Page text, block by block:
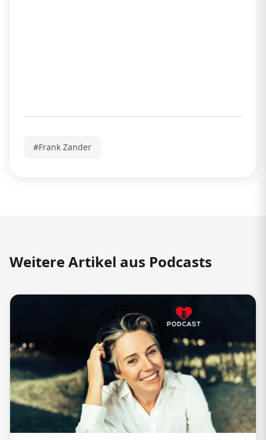
#Frank Zander
Weitere Artikel aus Podcasts